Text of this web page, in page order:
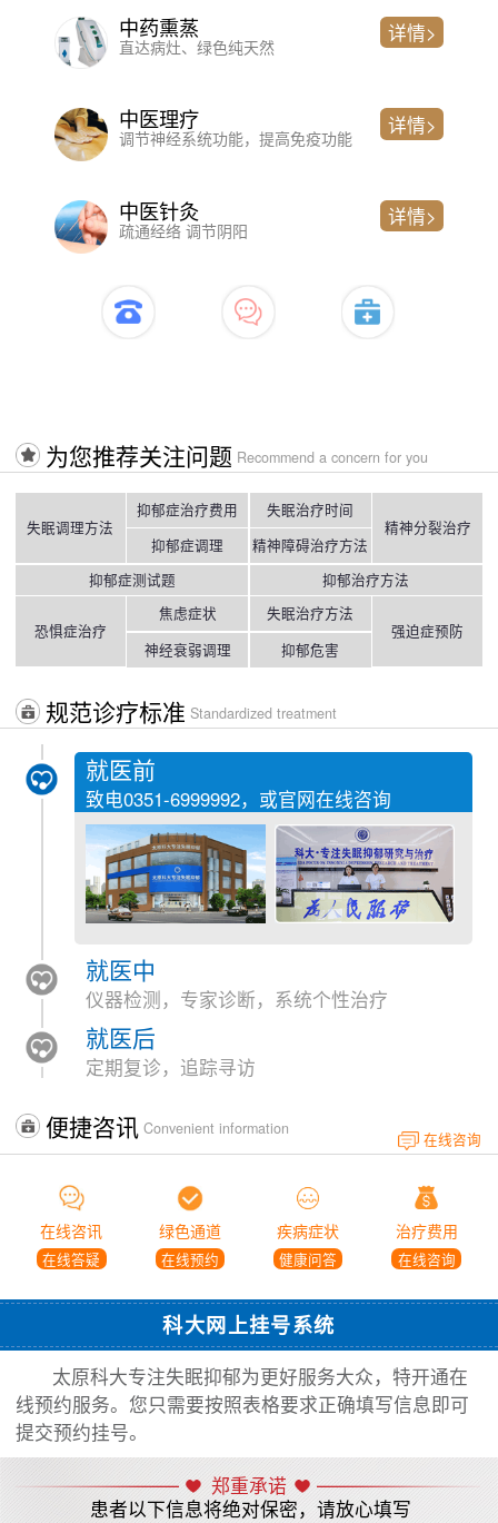
中药熏蒸
直达病灶、绿色纯天然
详情>
中医理疗
调节神经系统功能，提高免疫功能
详情>
中医针灸
疏通经络 调节阴阳
详情>
为您推荐关注问题 Recommend a concern for you
失眠调理方法
抑郁症治疗费用
抑郁症调理
失眠治疗时间
精神障碍治疗方法
精神分裂治疗
抑郁症测试题 抑郁治疗方法
恐惧症治疗
焦虑症状
神经衰弱调理
失眠治疗方法
抑郁危害
强迫症预防
规范诊疗标准 Standardized treatment
就医前
致电0351-6999992，或官网在线咨询
就医中
仪器检测，专家诊断，系统个性治疗
就医后
定期复诊，追踪寻访
便捷咨讯 Convenient information
在线咨询
在线咨讯
在线答疑
绿色通道
在线预约
疾病症状
健康问答
治疗费用
在线咨询
科大网上挂号系统
太原科大专注失眠抑郁为更好服务大众，特开通在
线预约服务。您只需要按照表格要求正确填写信息即可
提交预约挂号。
郑重承诺
患者以下信息将绝对保密，请放心填写